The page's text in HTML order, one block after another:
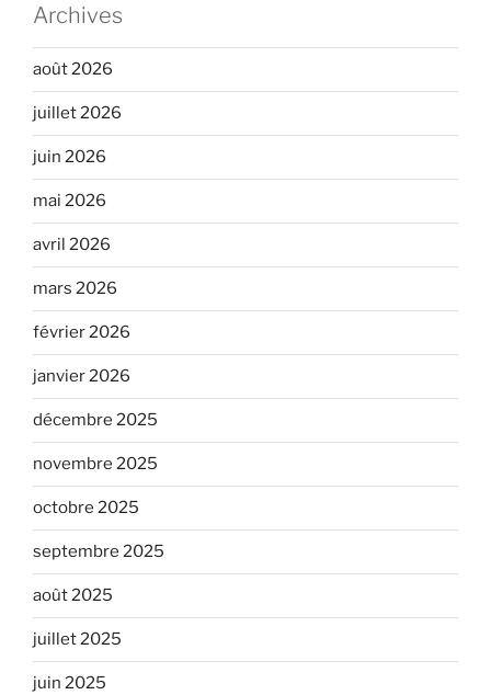
Archives
août 2026
juillet 2026
juin 2026
mai 2026
avril 2026
mars 2026
février 2026
janvier 2026
décembre 2025
novembre 2025
octobre 2025
septembre 2025
août 2025
juillet 2025
juin 2025